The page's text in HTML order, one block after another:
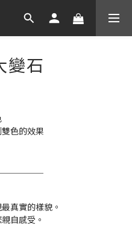
變石
色的效果
＿＿＿＿
真實的樣貌。
自感受。